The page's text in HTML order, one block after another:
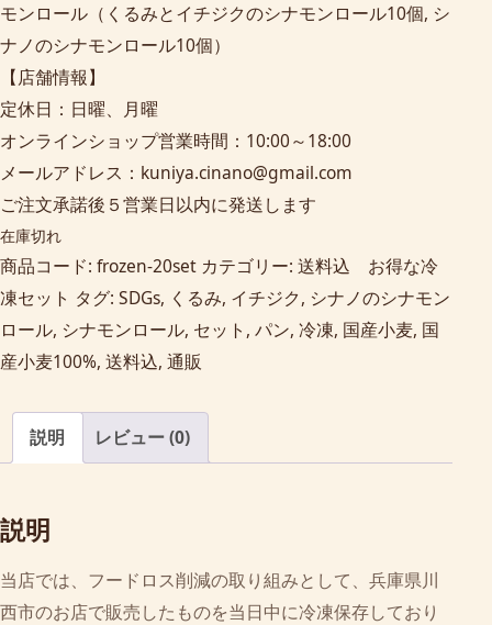
モンロール（くるみとイチジクのシナモンロール10個, シ
ナノのシナモンロール10個）
【店舗情報】
定休日：日曜、月曜
オンラインショップ営業時間：10:00～18:00
メールアドレス：kuniya.cinano@gmail.com
ご注文承諾後５営業日以内に発送します
在庫切れ
商品コード: frozen-20set カテゴリー: 送料込 お得な冷
凍セット タグ: SDGs, くるみ, イチジク, シナノのシナモン
ロール, シナモンロール, セット , パン, 冷凍, 国産小麦, 国
産小麦100%, 送料込, 通販
説明 レビュー (0)
説明
当店では、フードロス削減の取り組みとして、兵庫県川
西市のお店で販売したものを当日中に冷凍保存しており